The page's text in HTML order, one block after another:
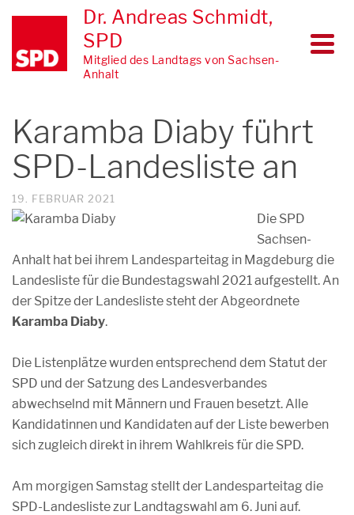
Dr. Andreas Schmidt,
SPD
Mitglied des Landtags von Sachsen-
Anhalt
Karamba Diaby führt
SPD-Landesliste an
19. FEBRUAR 2021
Die SPD
Sachsen-
Anhalt hat bei ihrem Landesparteitag in Magdeburg die
Landesliste für die Bundestagswahl 2021 aufgestellt. An
der Spitze der Landesliste steht der Abgeordnete
Karamba Diaby.
Die Listenplätze wurden entsprechend dem Statut der
SPD und der Satzung des Landesverbandes
abwechselnd mit Männern und Frauen besetzt. Alle
Kandidatinnen und Kandidaten auf der Liste bewerben
sich zugleich direkt in ihrem Wahlkreis für die SPD.
Am morgigen Samstag stellt der Landesparteitag die
SPD-Landesliste zur Landtagswahl am 6. Juni auf.